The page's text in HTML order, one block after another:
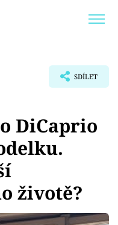
SDÍLET
DiCaprio
životě?